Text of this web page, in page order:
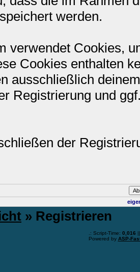
werden.
verwendet Cookies,
Cookies enthalten
ausschließlich
Registrierung und
der
» Registrieren
.: Script-Time: 0,016
Powered by ASP-